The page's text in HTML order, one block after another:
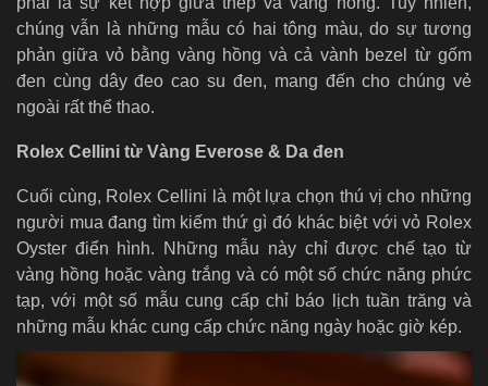
chúng vẫn là những mẫu có hai tông màu, do sự tương
phản giữa vỏ bằng vàng hồng và cả vành bezel từ gốm
đen cùng dây đeo cao su đen, mang đến cho chúng vẻ
ngoài rất thể thao.
Rolex Cellini từ Vàng Everose & Da đen
Cuối cùng, Rolex Cellini là một lựa chọn thú vị cho những
người mua đang tìm kiếm thứ gì đó khác biệt với vỏ Rolex
Oyster điển hình. Những mẫu này chỉ được chế tạo từ
vàng hồng hoặc vàng trắng và có một số chức năng phức
tạp, với một số mẫu cung cấp chỉ báo lịch tuần trăng và
những mẫu khác cung cấp chức năng ngày hoặc giờ kép.